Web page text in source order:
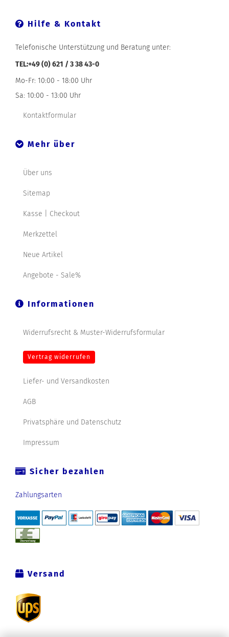
Hilfe & Kontakt
Telefonische Unterstützung und Beratung unter:
TEL:+49 (0) 621 / 3 38 43-0
Mo-Fr: 10:00 - 18:00 Uhr
Sa: 10:00 - 13:00 Uhr
Kontaktformular
Mehr über
Über uns
Sitemap
Kasse | Checkout
Merkzettel
Neue Artikel
Angebote - Sale%
Informationen
Widerrufsrecht & Muster-Widerrufsformular
Vertrag widerrufen
Liefer- und Versandkosten
AGB
Privatsphäre und Datenschutz
Impressum
Sicher bezahlen
Zahlungsarten
Versand